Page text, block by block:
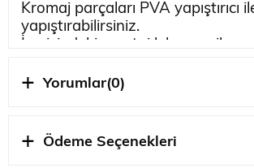
Kromaj parçaları PVA yapıştırıcı
yapıştırabilirsiniz.
İçerisindeki montaj kılavuzu ile
Dekal çıkartmalarını yapıştırırken,
gereklidir.
BU ÜRÜNÜ BİTİRMEK İÇİN
Yorumlar(0)
Ödeme Seçenekleri